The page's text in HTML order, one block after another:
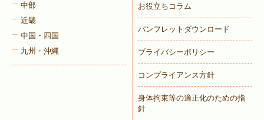
中部
近畿
中国・四国
九州・沖縄
お役立ちコラム
パンフレットダウンロード
プライバシーポリシー
コンプライアンス方針
身体拘束等の適正化のための指
針